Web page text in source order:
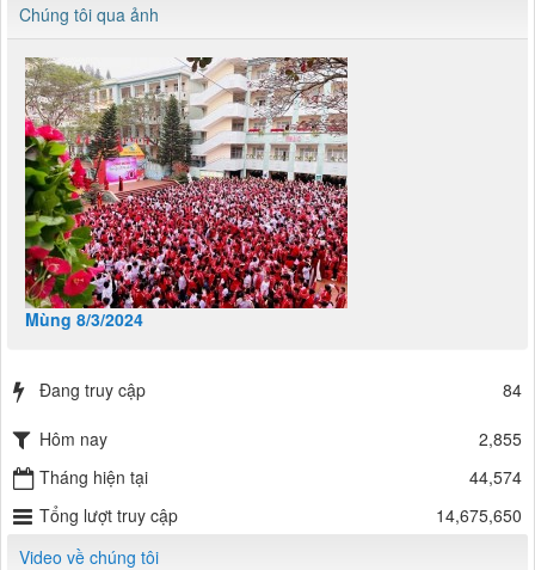
Chúng tôi qua ảnh
Mùng 8/3/2024
Đang truy cập 84
Hôm nay
2,855
Tháng hiện tại
44,574
Tổng lượt truy cập
14,675,650
Video về chúng tôi